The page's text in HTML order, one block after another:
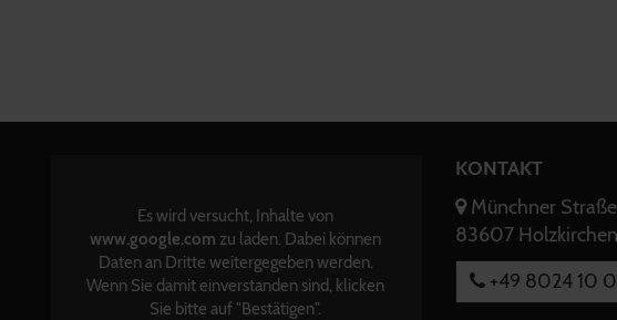
Es wird versucht, Inhalte von
www.google.com zu laden. Dabei können
Daten an Dritte weitergegeben werden.
Wenn Sie damit einverstanden sind, klicken
Sie bitte auf "Bestätigen".
KONTAKT
Münchner
83607 Holzkirchen
+49 8024 10